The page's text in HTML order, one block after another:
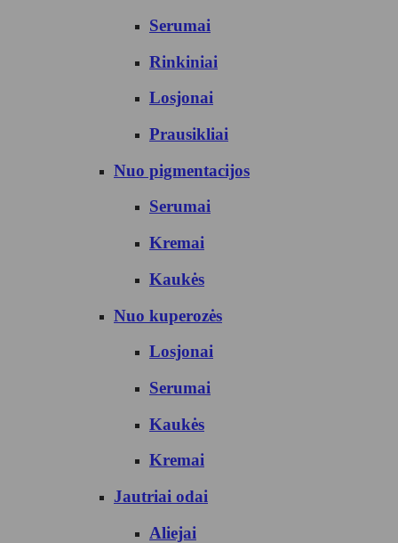
Serumai
Rinkiniai
Losjonai
Prausikliai
Nuo pigmentacijos
Serumai
Kremai
Kaukės
Nuo kuperozės
Losjonai
Serumai
Kaukės
Kremai
Jautriai odai
Aliejai